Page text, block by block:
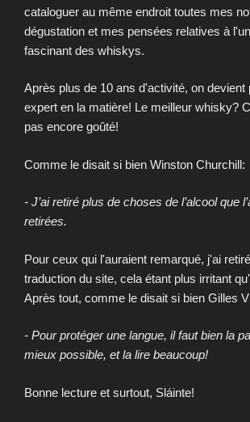
cataloguer au même endroit toutes mes
dégustation et mes pensées relatives à
fascinant des whiskys.
Après plus de 10 ans d'activité, on devient
expert en la matière! Le meilleur whisky?
pas encore goûté!
Comme le disait si bien Winston Churchill:
- J’ai retiré plus de choses de l’alcool que
retirées.
Pour ceux qui l'auraient remarqué, j'ai
traduction du site, cela étant plus irritant
Après tout, comme le disait si bien Gilles
- Pour protéger une langue, il faut bien la
mieux possible, et la lire beaucoup!
Bonne lecture et surtout, Sláinte!